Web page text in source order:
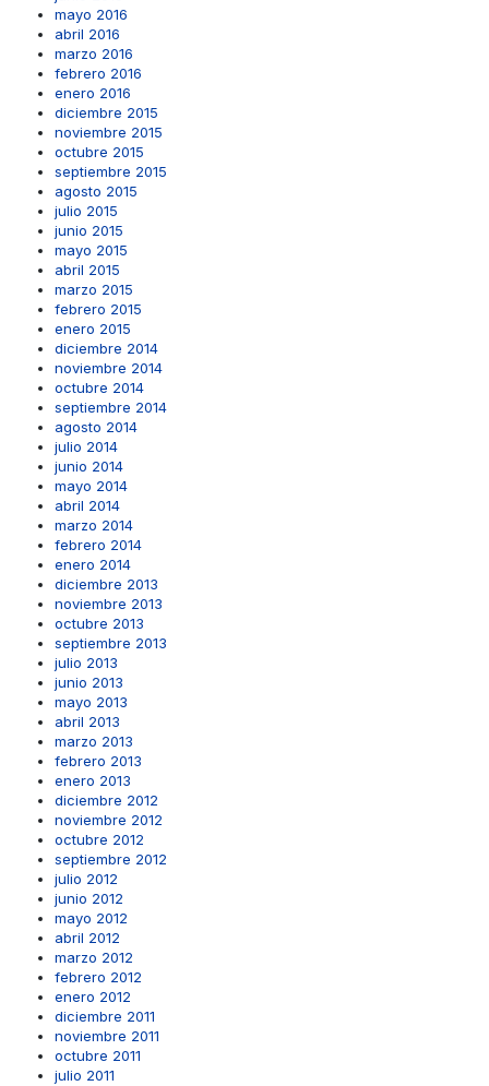
mayo 2016
abril 2016
marzo 2016
febrero 2016
enero 2016
diciembre 2015
noviembre 2015
octubre 2015
septiembre 2015
agosto 2015
julio 2015
junio 2015
mayo 2015
abril 2015
marzo 2015
febrero 2015
enero 2015
diciembre 2014
noviembre 2014
octubre 2014
septiembre 2014
agosto 2014
julio 2014
junio 2014
mayo 2014
abril 2014
marzo 2014
febrero 2014
enero 2014
diciembre 2013
noviembre 2013
octubre 2013
septiembre 2013
julio 2013
junio 2013
mayo 2013
abril 2013
marzo 2013
febrero 2013
enero 2013
diciembre 2012
noviembre 2012
octubre 2012
septiembre 2012
julio 2012
junio 2012
mayo 2012
abril 2012
marzo 2012
febrero 2012
enero 2012
diciembre 2011
noviembre 2011
octubre 2011
julio 2011